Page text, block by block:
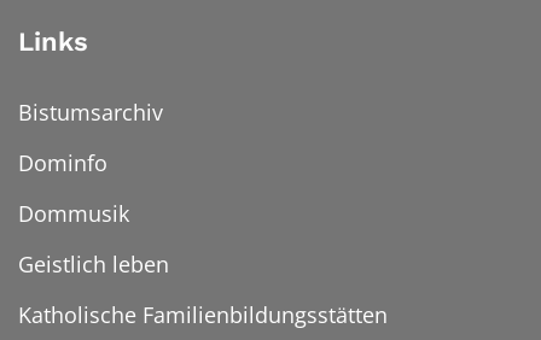
Links
Bistumsarchiv
Dominfo
Dommusik
Geistlich leben
Katholische Familienbildungsstätten